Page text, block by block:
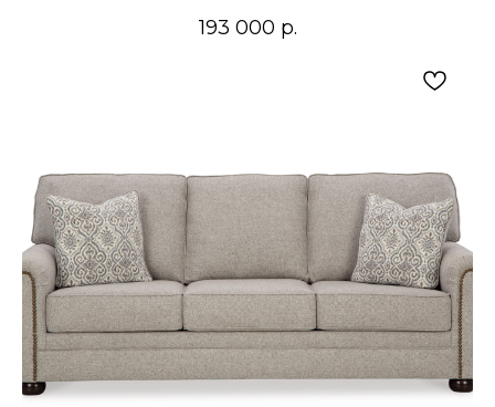
193 000 р.